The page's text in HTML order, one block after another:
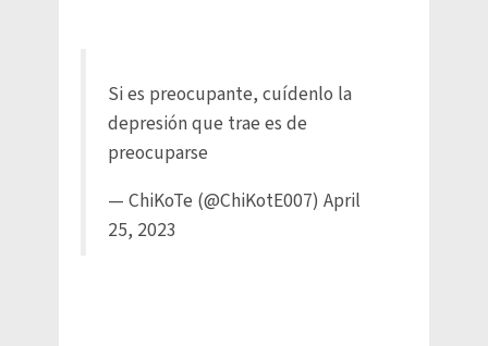
Si es preocupante, cuídenlo la
depresión que trae es de
preocuparse
— ChiKoTe (@ChiKotE007) April
25, 2023